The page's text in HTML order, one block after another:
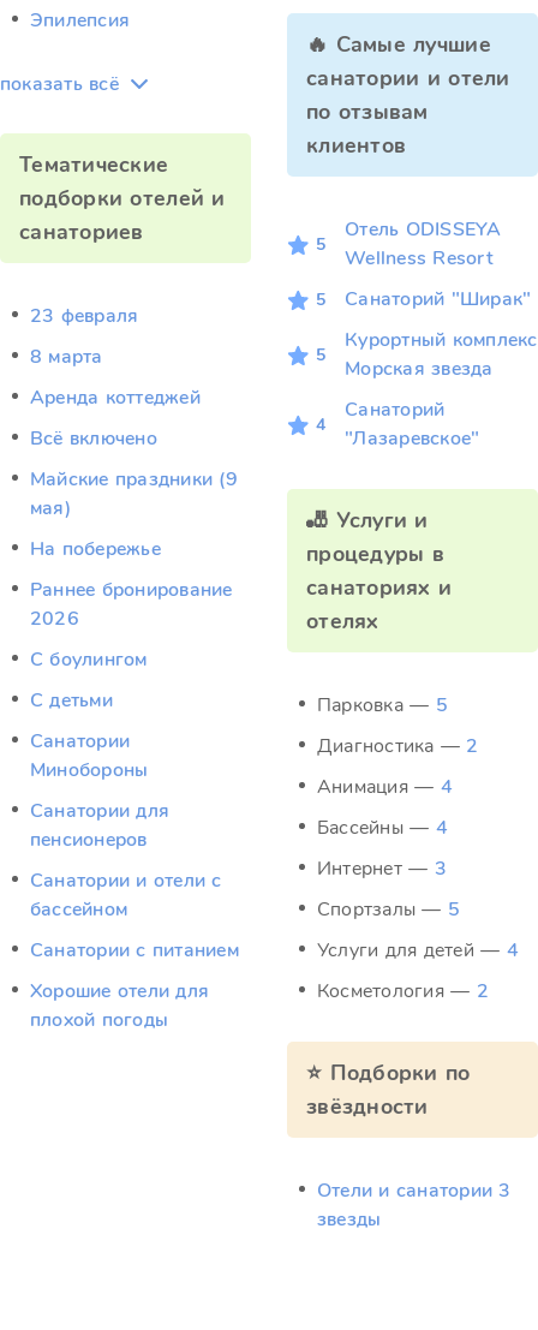
Эпилепсия
показать всё
Тематические
подборки отелей и
санаториев
23 февраля
8 марта
Аренда коттеджей
Всё включено
Майские праздники (9
мая)
На побережье
Раннее бронирование
2026
С боулингом
С детьми
Санатории
Минобороны
Санатории для
пенсионеров
Санатории и отели с
бассейном
Санатории с питанием
Хорошие отели для
плохой погоды
🔥 Самые лучшие
санатории и отели
по отзывам
клиентов
5
Отель ODISSEYA
Wellness Resort
5 Санаторий "Ширак"
5
Курортный комплекс
Морская звезда
4
Санаторий
"Лазаревское"
🎳 Услуги и
процедуры в
санаториях и
отелях
Парковка — 5
Диагностика — 2
Анимация — 4
Бассейны — 4
Интернет — 3
Спортзалы — 5
Услуги для детей — 4
Косметология — 2
⭐ Подборки по
звёздности
Отели и санатории 3
звезды